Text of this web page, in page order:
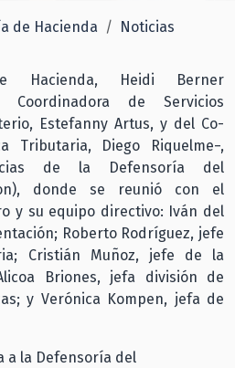
de Hacienda Noticias
Hacienda, Heidi Berner
de Servicios
Estefanny Artus, y del Co-
Tributaria, Diego Riquelme−,
de la Defensoría del
donde se reunió con el
y su equipo directivo: Iván del
Roberto Rodríguez, jefe
Cristián Muñoz, jefe de la
Briones, jefa división de
y Verónica Kompen, jefa de
a la Defensoría del